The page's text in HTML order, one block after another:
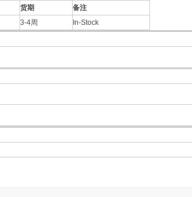
货期
备注
3-4周 In-Stock